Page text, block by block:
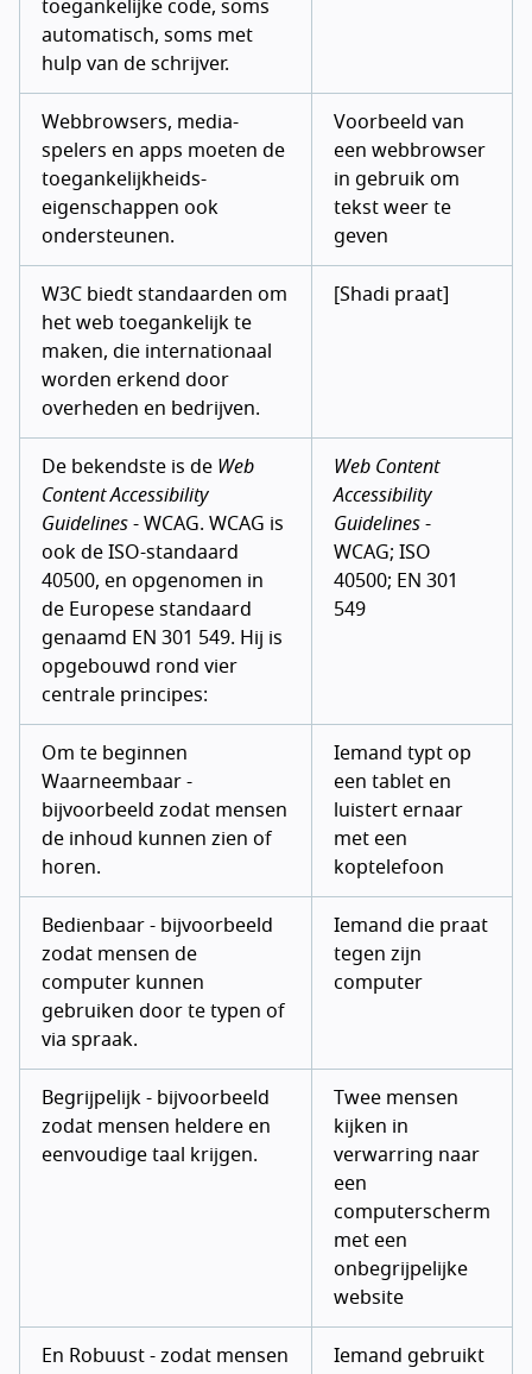
toegankelijke code, soms
automatisch, soms met
hulp van de schrijver.
Webbrowsers, media-
spelers en apps moeten de
toegankelijkheids-
eigenschappen ook
ondersteunen.
Voorbeeld van
een webbrowser
in gebruik om
tekst weer te
geven
W3C biedt standaarden om
het web toegankelijk te
maken, die internationaal
worden erkend door
overheden en bedrijven.
[Shadi praat]
De bekendste is de Web
Content Accessibility
Guidelines - WCAG. WCAG is
ook de ISO-standaard
40500, en opgenomen in
de Europese standaard
genaamd EN 301 549. Hij is
opgebouwd rond vier
centrale principes:
Web Content
Accessibility
Guidelines -
WCAG; ISO
40500; EN 301
549
Om te beginnen
Waarneembaar -
bijvoorbeeld zodat mensen
de inhoud kunnen zien of
horen.
Iemand typt op
een tablet en
luistert ernaar
met een
koptelefoon
Bedienbaar - bijvoorbeeld
zodat mensen de
computer kunnen
gebruiken door te typen of
via spraak.
Iemand die praat
tegen zijn
computer
Begrijpelijk - bijvoorbeeld
zodat mensen heldere en
eenvoudige taal krijgen.
Twee mensen
kijken in
verwarring naar
een
computerscherm
met een
onbegrijpelijke
website
En Robuust - zodat mensen Iemand gebruikt